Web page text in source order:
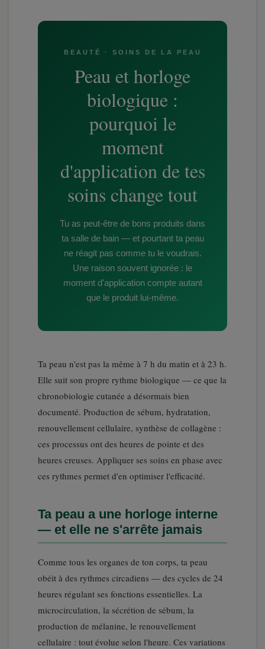
BEAUTÉ · SOINS DE LA PEAU
Peau et horloge
biologique :
pourquoi le
moment
d'application de tes
soins change tout
Tu as peut-être de bons produits dans
ta salle de bain — et pourtant ta peau
ne réagit pas comme tu le voudrais.
Une raison souvent ignorée : le
moment d'application compte autant
que le produit lui-même.
Ta peau n'est pas la même à 7 h du matin et à 23 h.
Elle suit son propre rythme biologique — ce que la
chronobiologie cutanée a désormais bien
documenté. Production de sébum, hydratation,
renouvellement cellulaire, synthèse de collagène :
ces processus ont des heures de pointe et des
heures creuses. Appliquer ses soins en phase avec
ces rythmes permet d'en optimiser l'efficacité.
Ta peau a une horloge interne
— et elle ne s'arrête jamais
Comme tous les organes de ton corps, ta peau
obéit à des rythmes circadiens — des cycles de 24
heures régulant ses fonctions essentielles. La
microcirculation, la sécrétion de sébum, la
production de mélanine, le renouvellement
cellulaire : tout évolue selon l'heure. Ces variations